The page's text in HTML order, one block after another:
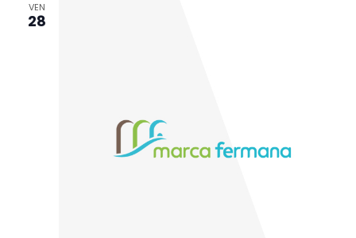
VEN
28